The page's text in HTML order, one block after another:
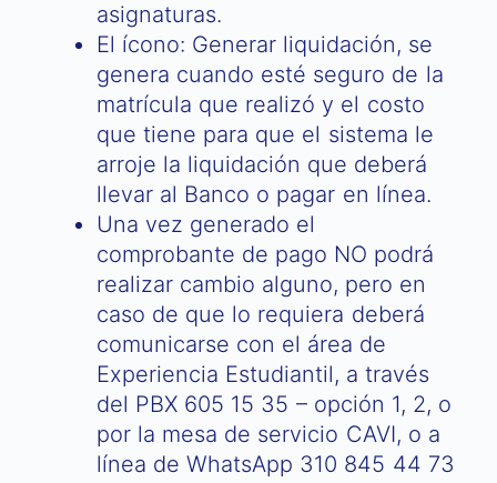
asignaturas.
El ícono: Generar liquidación, se
genera cuando esté seguro de la
matrícula que realizó y el costo
que tiene para que el sistema le
arroje la liquidación que deberá
llevar al Banco o pagar en línea.
Una vez generado el
comprobante de pago NO podrá
realizar cambio alguno, pero en
caso de que lo requiera deberá
comunicarse con el área de
Experiencia Estudiantil, a través
del PBX 605 15 35 – opción 1, 2, o
por la mesa de servicio CAVI, o a
línea de WhatsApp 310 845 44 73